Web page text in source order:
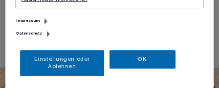
14.06.2025 , 15:12 Uhr
Impressum
Datenschutz
Einstellungen oder
Ablehnen
OK